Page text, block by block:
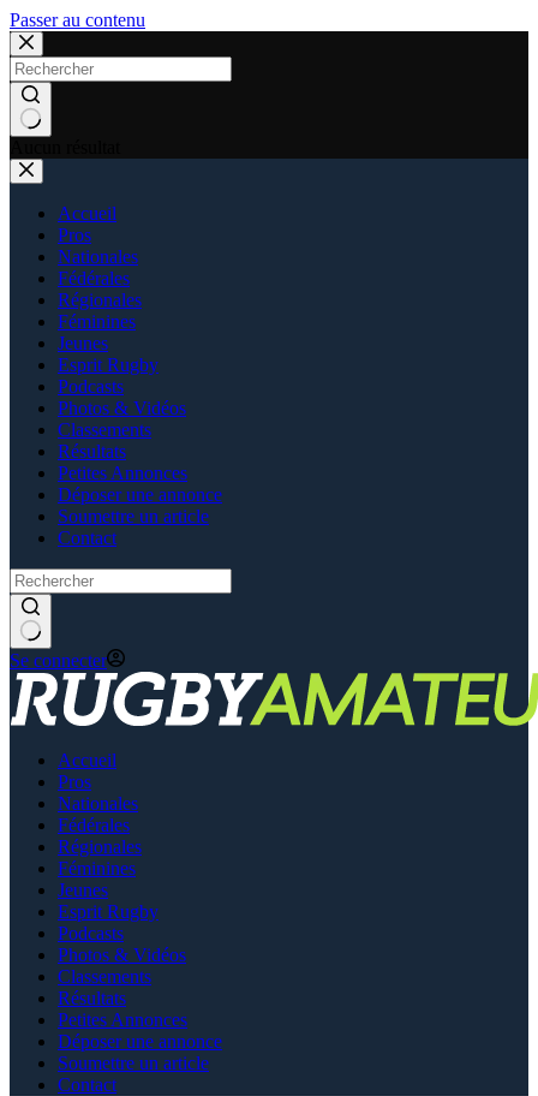
Passer au contenu
Accueil
Pros
Nationales
Fédérales
Régionales
Féminines
Jeunes
Esprit Rugby
Podcasts
Photos & Vidéos
Classements
Résultats
Petites Annonces
Déposer une annonce
Soumettre un article
Contact
Se connecter
Accueil
Pros
Nationales
Fédérales
Régionales
Féminines
Jeunes
Esprit Rugby
Podcasts
Photos & Vidéos
Classements
Résultats
Petites Annonces
Déposer une annonce
Soumettre un article
Contact